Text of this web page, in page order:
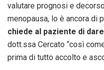
valutare prognosi e
menopausa, lo è ancora di
chiede al paziente di
dott.ssa Cercato “così
prima di tutto accolto e